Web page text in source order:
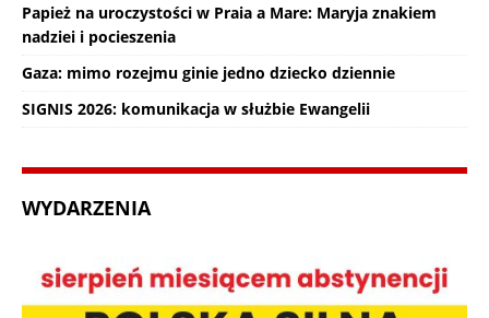
Papież na uroczystości w Praia a Mare: Maryja znakiem
nadziei i pocieszenia
Gaza: mimo rozejmu ginie jedno dziecko dziennie
SIGNIS 2026: komunikacja w służbie Ewangelii
WYDARZENIA